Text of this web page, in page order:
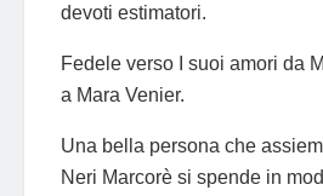
devoti estimatori.
Fedele verso I suoi amori da
a Mara Venier.
Una bella persona che
Neri Marcorè si spende in